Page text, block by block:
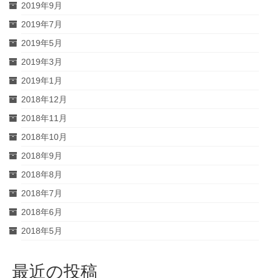
2019年9月
2019年7月
2019年5月
2019年3月
2019年1月
2018年12月
2018年11月
2018年10月
2018年9月
2018年8月
2018年7月
2018年6月
2018年5月
最近の投稿